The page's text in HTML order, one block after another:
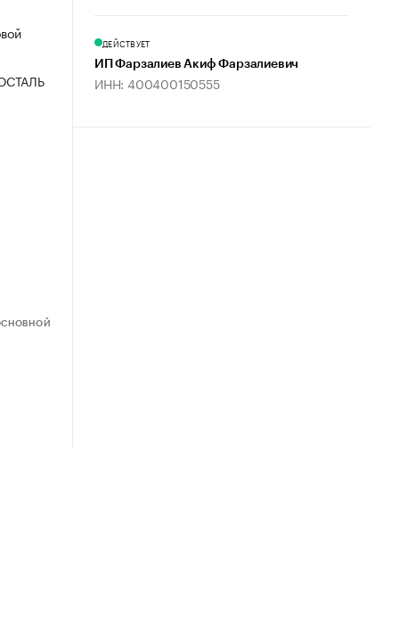
ДЕЙСТВУЕТ
ИП Фарзалиев Акиф Фарзалиевич
ИНН: 400400150555